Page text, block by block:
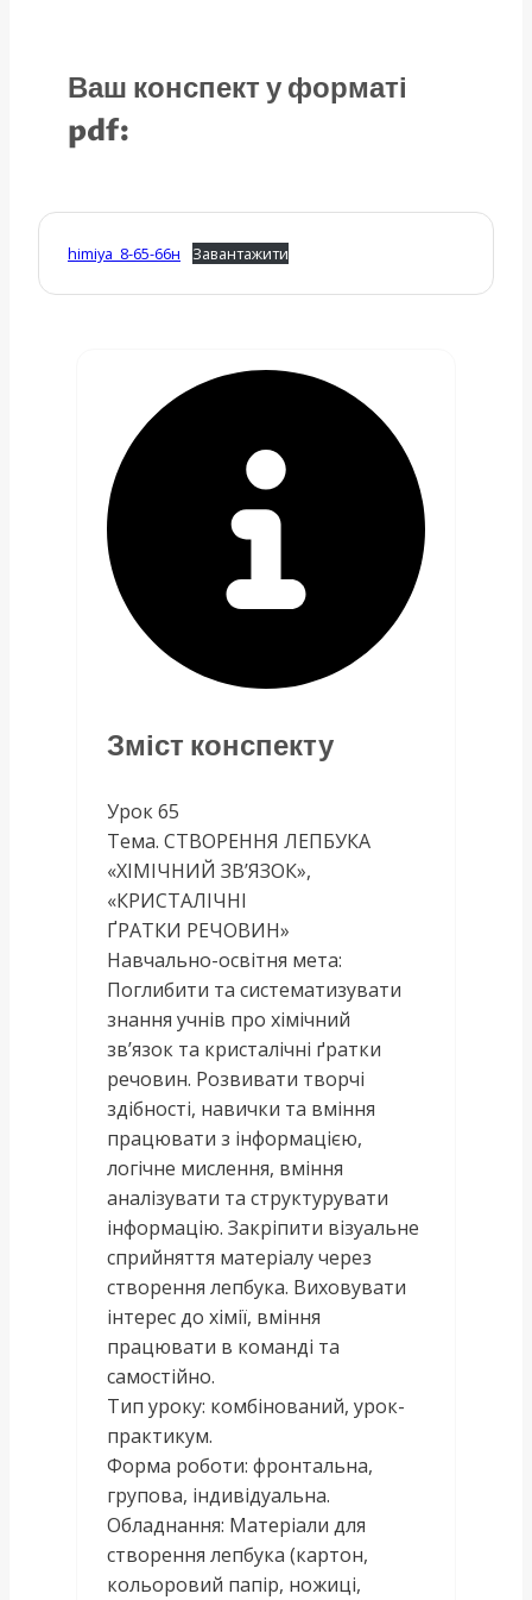
Ваш конспект у форматі
pdf:
himiya_8-65-66н Завантажити
Зміст конспекту
Урок 65
Тема. СТВОРЕННЯ ЛЕПБУКА
«ХІМІЧНИЙ ЗВ’ЯЗОК»,
«КРИСТАЛІЧНІ
ҐРАТКИ РЕЧОВИН»
Навчально-освітня мета:
Поглибити та систематизувати
знання учнів про хімічний
зв’язок та кристалічні ґратки
речовин. Розвивати творчі
здібності, навички та вміння
працювати з інформацією,
логічне мислення, вміння
аналізувати та структурувати
інформацію. Закріпити візуальне
сприйняття матеріалу через
створення лепбука. Виховувати
інтерес до хімії, вміння
працювати в команді та
самостійно.
Тип уроку: комбінований, урок-
практикум.
Форма роботи: фронтальна,
групова, індивідуальна.
Обладнання: Матеріали для
створення лепбука (картон,
кольоровий папір, ножиці,